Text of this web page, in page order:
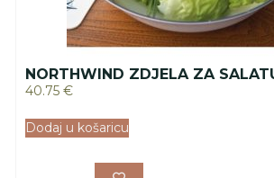
NORTHWIND ZDJELA ZA
40.75 €
Dodaj u košaricu